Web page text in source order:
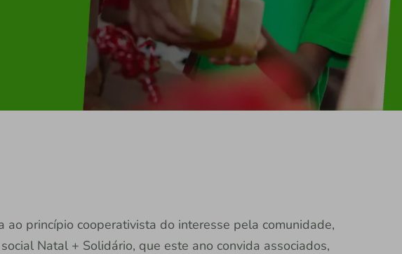
ao princípio cooperativista do interesse pela comunidade,
Natal + Solidário, que este ano convida associados,